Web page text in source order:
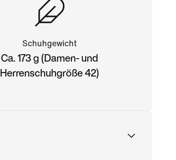
Schuhgewicht
Ca. 173 g (Damen- und
Herrenschuhgröße 42)